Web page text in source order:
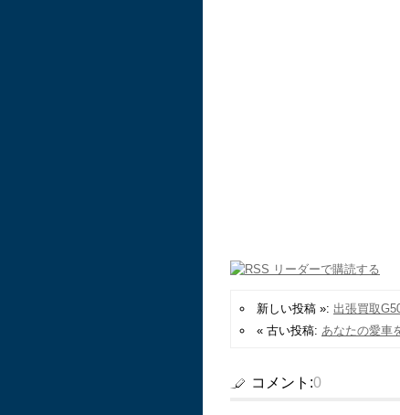
新しい投稿 »: 出張買取
« 古い投稿: あなたの愛車
コメント:0